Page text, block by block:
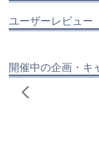
ユーザーレビュー
開催中の企画・キ